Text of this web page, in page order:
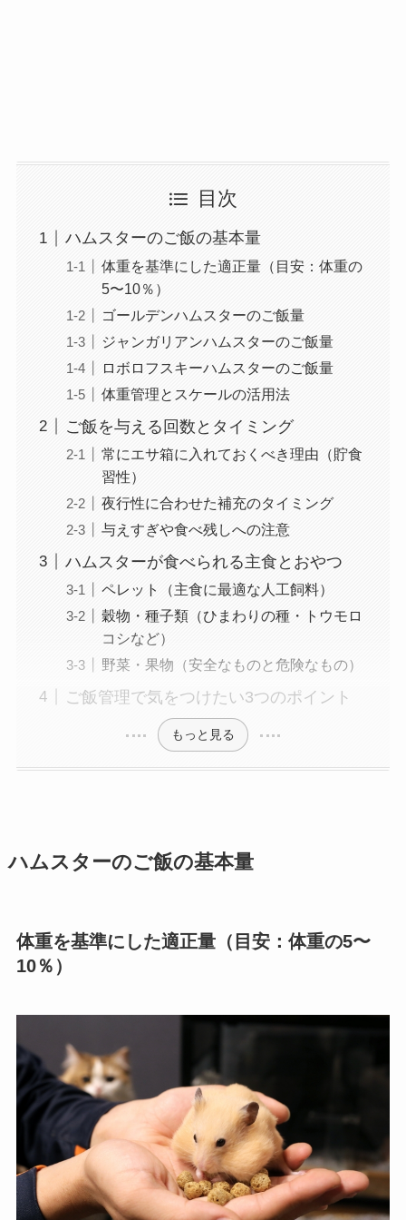
目次
ハムスターのご飯の基本量
体重を基準にした適正量（目安：体重の
5〜10％）
ゴールデンハムスターのご飯量
ジャンガリアンハムスターのご飯量
ロボロフスキーハムスターのご飯量
体重管理とスケールの活用法
ご飯を与える回数とタイミング
常にエサ箱に入れておくべき理由（貯食
習性）
夜行性に合わせた補充のタイミング
与えすぎや食べ残しへの注意
ハムスターが食べられる主食とおやつ
ペレット（主食に最適な人工飼料）
穀物・種子類（ひまわりの種・トウモロ
コシなど）
野菜・果物（安全なものと危険なもの）
ご飯管理で気をつけたい3つのポイント
もっと見る
ハムスターのご飯の基本量
体重を基準にした適正量（目安：体重の5〜
10％）